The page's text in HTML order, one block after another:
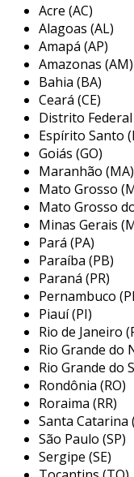
industriais com
esse controle pode
sistemas de
automação pode ir
maquinários até a
complexos em
etapas de um
industrial
um projeto de
dividido em cinco
identificação
passo é
precisam ser
entender as
setor.
análise de
problema, uma
ser realizada.
benefícios da
estágio, um
Acre (AC)
Alagoas (AL)
Amapá (AP)
Amazonas (AM)
Bahia (BA)
Ceará (CE)
Distrito Federal
Espírito Santo
Goiás (GO)
Maranhão (MA)
Mato Grosso
Mato Grosso
Minas Gerais
Pará (PA)
Paraíba (PB)
Paraná (PR)
Pernambuco
Piauí (PI)
Rio de Janeiro
Rio Grande do
Rio Grande do
Rondônia (RO)
Roraima (RR)
Santa Catarina
São Paulo (SP)
Sergipe (SE)